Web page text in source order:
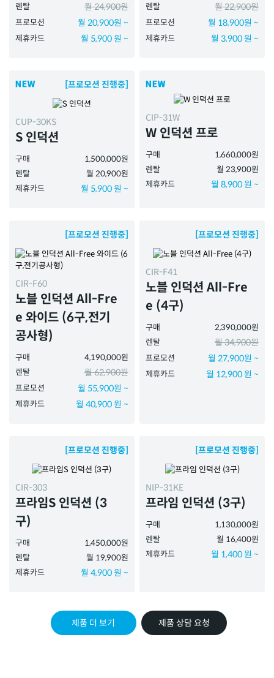
렌탈
월 24,900원
프로모션 월 20,900원 ~
제휴카드 월 5,900 원 ~
렌탈
월 22,900원
프로모션 월 18,900원 ~
제휴카드 월 3,900 원 ~
[프로모션 진행중]
CUP-30KS
S 인덕션
구매
1,500,000원
렌탈
월 20,900원
제휴카드
월 5,900 원 ~
CIP-31W
W 인덕션 프로
구매
1,660,000원
렌탈
월 23,900원
제휴카드
월 8,900 원 ~
[프로모션 진행중]
CIR-F60
노블 인덕션 All-Fre
e 와이드 (6구,전기
공사형)
구매
4,190,000원
렌탈
월 62,900원
프로모션 월 55,900원 ~
제휴카드 월 40,900 원 ~
[프로모션 진행중]
CIR-F41
노블 인덕션 All-Fre
e (4구)
구매
2,390,000원
렌탈
월 34,900원
프로모션 월 27,900원 ~
제휴카드 월 12,900 원 ~
[프로모션 진행중]
CIR-303
프라임S 인덕션 (3
구)
구매
1,450,000원
렌탈
월 19,900원
제휴카드
월 4,900 원 ~
[프로모션 진행중]
NIP-31KE
프라임 인덕션 (3구)
구매
1,130,000원
렌탈
월 16,400원
제휴카드
월 1,400 원 ~
제품 더 보기 제품 상담 요청